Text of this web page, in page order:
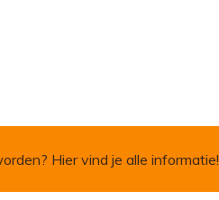
Hier vind je alle informatie!